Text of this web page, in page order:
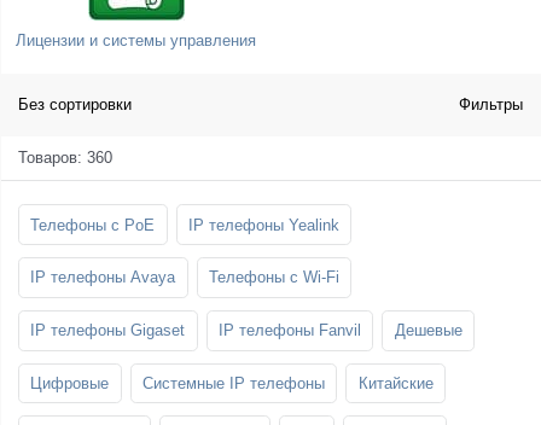
Лицензии и системы управления
Без сортировки Фильтры
Товаров: 360
Телефоны с PoE IP телефоны Yealink
IP телефоны Avaya Телефоны с Wi-Fi
IP телефоны Gigaset IP телефоны Fanvil Дешевые
Цифровые Системные IP телефоны Китайские